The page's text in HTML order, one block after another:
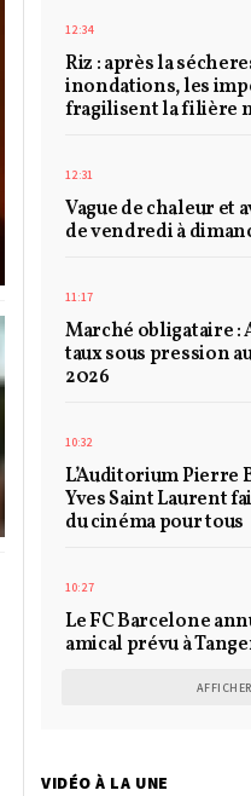
12:34
Riz : après la
inondations, les
fragilisent la filière
12:31
Vague de chaleur et
de vendredi à
11:17
Marché obligataire :
taux sous pression
2026
10:32
L’Auditorium Pierre
Yves Saint Laurent
du cinéma pour tous
10:27
Le FC Barcelone
amical prévu à
VIDÉO À LA UNE